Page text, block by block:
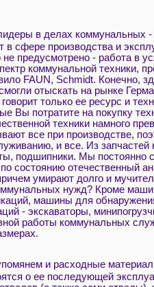
в делах коммунальных
в сфере производства и
не предусмотрено - работа в
коммунальной техники,
FAUN, Schmidt. Конечно,
отыскать на рынке
только ее ресурс и
Вы потратите на покупку
техники намного
все при производстве,
и все. Из
подшипники. Мы постоянно
состоянию отечественный
умирают долго и
нужд? Кроме
машины для
- экскаваторы,
работы коммунальных
и расходные
о ее последующей